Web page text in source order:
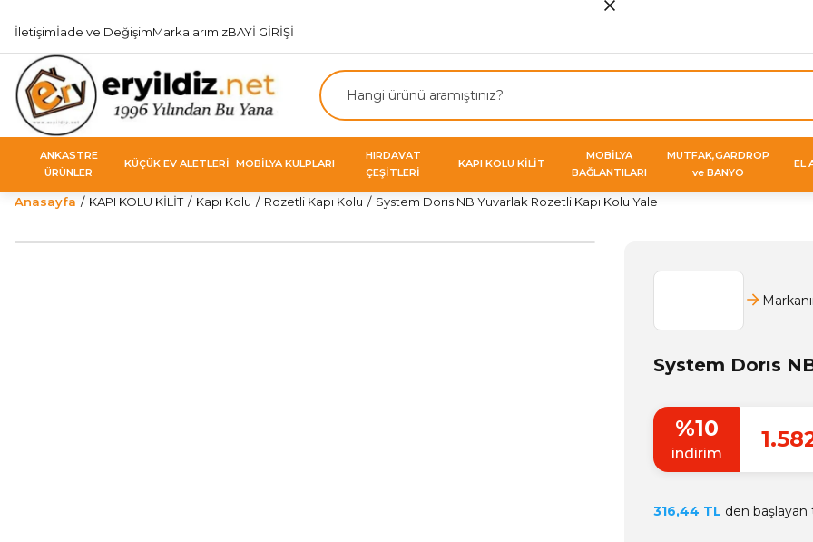
İletişimİade ve DeğişimMarkalarımızBAYİ GİRİŞİ
ANKASTRE
ÜRÜNLER
KÜÇÜK EV ALETLERİ MOBİLYA KULPLARI
HIRDAVAT
ÇEŞİTLERİ
KAPI KOLU KİLİT
MOBİLYA
BAĞLANTILARI
MUTFAK,GARDROP
ve BANYO
EL
Anasayfa KAPI KOLU KİLİT Kapı Kolu Rozetli Kapı Kolu System Dorıs NB Yuvarlak Rozetli Kapı Kolu Yale
System Dorıs
%10
indirim
316,44 TL den başlayan